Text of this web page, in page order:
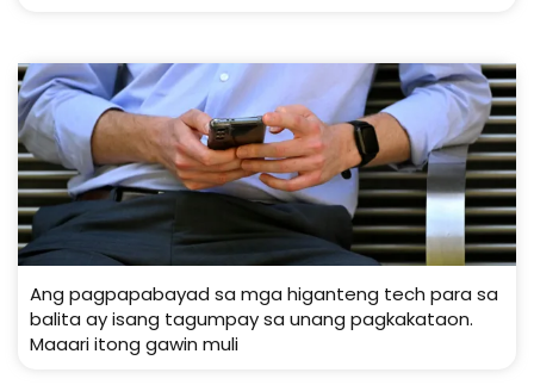
Ang pagpapabayad sa mga higanteng tech para sa
balita ay isang tagumpay sa unang pagkakataon.
Maaari itong gawin muli